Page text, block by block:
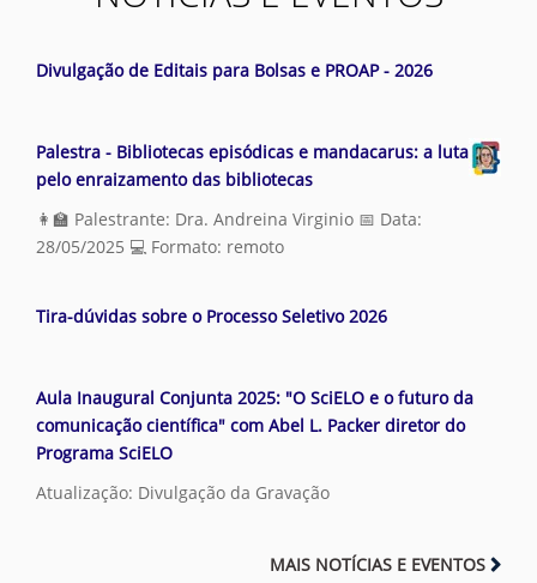
s
Divulgação de Editais para Bolsas e PROAP - 2026
Palestra - Bibliotecas episódicas e mandacarus: a luta
pelo enraizamento das bibliotecas
👩‍🏫 Palestrante: Dra. Andreina Virginio 📅 Data:
28/05/2025 💻 Formato: remoto
Tira-dúvidas sobre o Processo Seletivo 2026
Aula Inaugural Conjunta 2025: "O SciELO e o futuro da
comunicação científica" com Abel L. Packer diretor do
Programa SciELO
Atualização: Divulgação da Gravação
MAIS NOTÍCIAS E EVENTOS